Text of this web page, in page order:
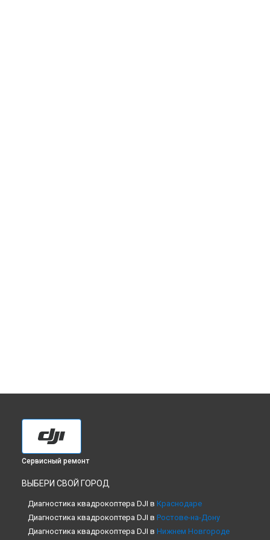
Сервисный ремонт
ВЫБЕРИ СВОЙ ГОРОД
Диагностика квадрокоптера DJI в Краснодаре
Диагностика квадрокоптера DJI в Ростове-на-Дону
Диагностика квадрокоптера DJI в Нижнем Новгороде